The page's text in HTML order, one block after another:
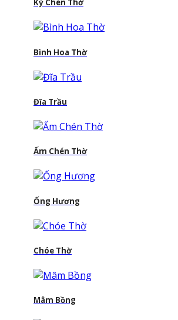
Kỷ Chén Thờ
Bình Hoa Thờ
Đĩa Trầu
Ấm Chén Thờ
Ống Hương
Chóe Thờ
Mâm Bồng